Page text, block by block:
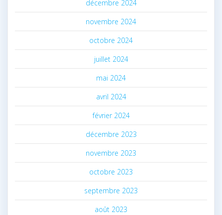
décembre 2024
novembre 2024
octobre 2024
juillet 2024
mai 2024
avril 2024
février 2024
décembre 2023
novembre 2023
octobre 2023
septembre 2023
août 2023